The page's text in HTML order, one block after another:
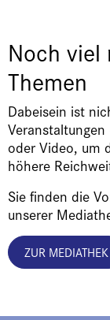
Noch viel
Themen
Dabeisein ist
oder Video, um
höhere
Sie finden die
unserer
ZUR MEDIATHEK